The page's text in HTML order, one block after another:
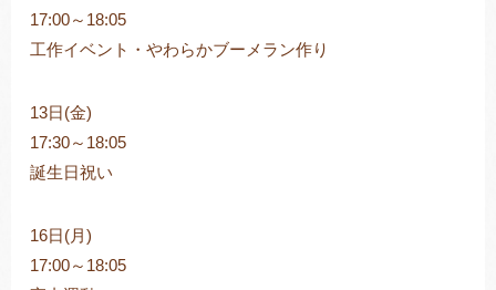
17:00～18:05
工作イベント・やわらかブーメラン作り
13日(金)
17:30～18:05
誕生日祝い
16日(月)
17:00～18:05